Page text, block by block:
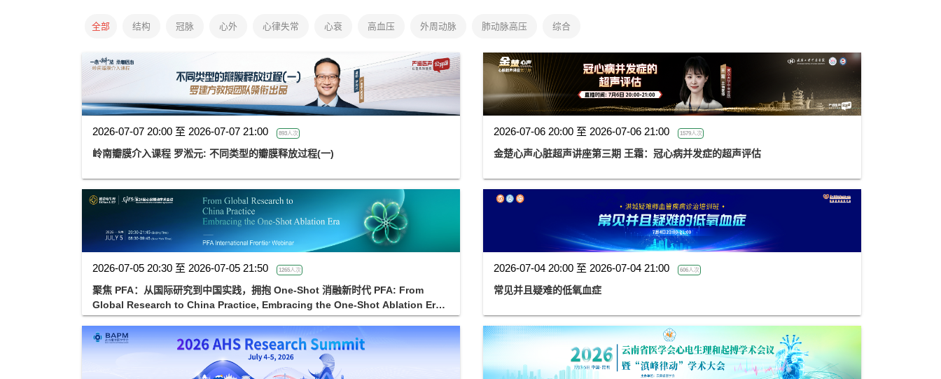
全部 结构 冠脉 心外 心律失常 心衰 高血压 外周动脉 肺动脉高压 综合
2026-07-07 20:00 至 2026-07-07 21:00 893人次
岭南瓣膜介入课程 罗淞元: 不同类型的瓣膜释放过程(一)
2026-07-06 20:00 至 2026-07-06 21:00 1579人次
金楚心声心脏超声讲座第三期 王霜：冠心病并发症的超声评估
2026-07-05 20:30 至 2026-07-05 21:50 1265人次
聚焦 PFA：从国际研究到中国实践，拥抱 One-Shot 消融新时代 PFA: From
Global Research to China Practice, Embracing the One-Shot Ablation Era
——电生理国际前沿专题会
2026-07-04 20:00 至 2026-07-04 21:00 606人次
常见并且疑难的低氧血症